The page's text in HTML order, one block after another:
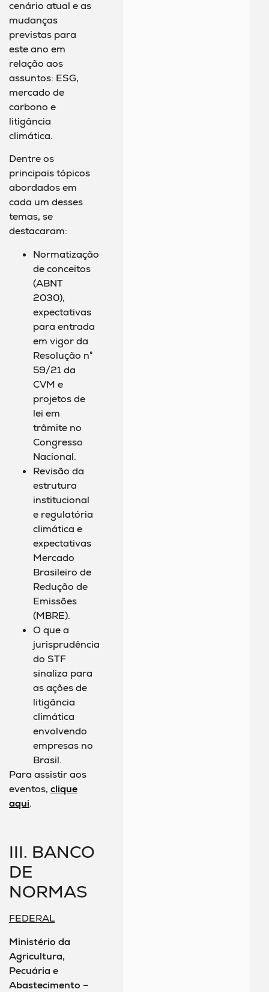
cenário atual e as
mudanças
previstas para
este ano em
relação aos
assuntos: ESG,
mercado de
carbono e
litigância
climática.
Dentre os
principais tópicos
abordados em
cada um desses
temas, se
destacaram:
Normatização
de conceitos
(ABNT
2030),
expectativas
para entrada
em vigor da
Resolução n°
59/21 da
CVM e
projetos de
lei em
trâmite no
Congresso
Nacional.
Revisão da
estrutura
institucional
e regulatória
climática e
expectativas
Mercado
Brasileiro de
Redução de
Emissões
(MBRE).
O que a
jurisprudência
do STF
sinaliza para
as ações de
litigância
climática
envolvendo
empresas no
Brasil.
Para assistir aos
eventos, clique
aqui.
III. BANCO
DE
NORMAS
FEDERAL
Ministério da
Agricultura,
Pecuária e
Abastecimento –